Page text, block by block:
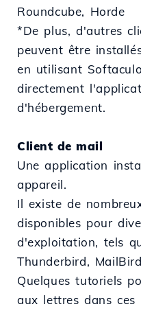
Roundcube, Horde
*De plus, d'autres
peuvent être
en utilisant
directement
d'hébergement.
Client de mail
Une application
appareil.
Il existe de
disponibles pour
d'exploitation, tels
Thunderbird,
Quelques tutoriels
aux lettres dans